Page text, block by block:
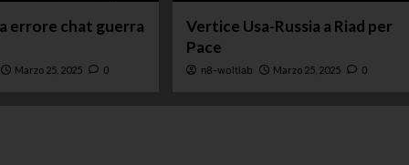
errore chat guerra
Marzo 25, 2025 0
Vertice Usa-Russia a Riad per
Pace
n8-woltlab Marzo 25, 2025 0